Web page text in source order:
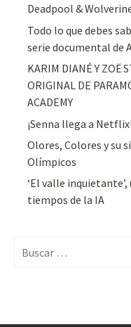
Deadpool &
Todo lo que debes
serie documental de
KARIM DIANÉ Y ZOË
ORIGINAL DE
ACADEMY
¡Senna llega a Netflix!
Olores, Colores y su
Olímpicos
‘El valle
tiempos de la IA